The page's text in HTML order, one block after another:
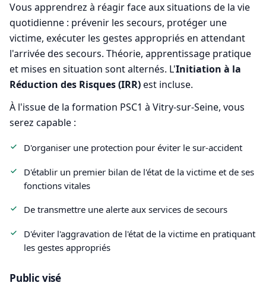
Vous apprendrez à réagir face aux situations de la vie
quotidienne : prévenir les secours, protéger une
victime, exécuter les gestes appropriés en attendant
l'arrivée des secours. Théorie, apprentissage pratique
et mises en situation sont alternés. L'Initiation à la
Réduction des Risques (IRR)est incluse.
À l'issue de la formation PSC1 à Vitry-sur-Seine, vous
serez capable :
D'organiser une protection pour éviter le sur-accident
D'établir un premier bilan de l'état de la victime et de ses
fonctions vitales
De transmettre une alerte aux services de secours
D'éviter l'aggravation de l'état de la victime en pratiquant
les gestes appropriés
Public visé